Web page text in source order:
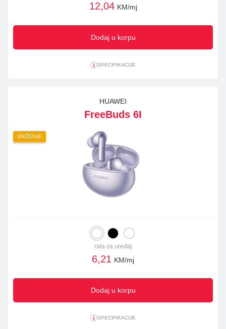
12,04 KM/mj
Dodaj u korpu
SPECIFIKACIJE
HUAWEI
FreeBuds 6I
SNIŽENJE
rata za uređaj
6,21 KM/mj
Dodaj u korpu
SPECIFIKACIJE